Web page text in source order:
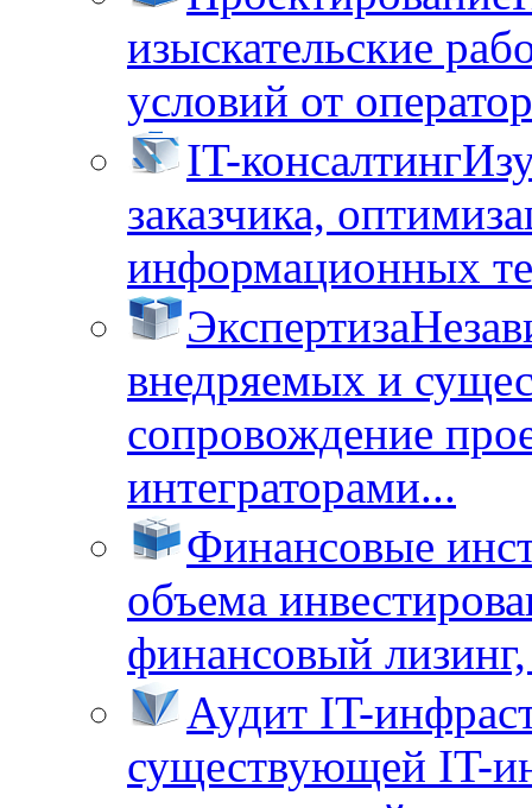
изыскательские
условий от
IT-консалтинг
заказчика,
информационных
Экспертиза
внедряемых и
сопровождение
интеграторами...
Финансовые
объема
финансовый
Аудит IT-
существующей IT-